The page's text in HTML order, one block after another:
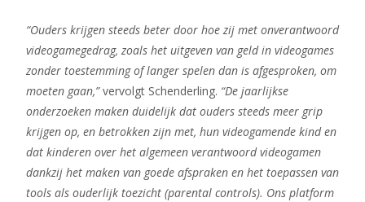
“Ouders krijgen steeds beter door hoe zij met onverantwoord
videogamegedrag, zoals het uitgeven van geld in videogames
zonder toestemming of langer spelen dan is afgesproken, om
moeten gaan,”vervolgt Schenderling. “De jaarlijkse
onderzoeken maken duidelijk dat ouders steeds meer grip
krijgen op, en betrokken zijn met, hun videogamende kind en
dat kinderen over het algemeen verantwoord videogamen
dankzij het maken van goede afspraken en het toepassen van
tools als ouderlijk toezicht (parental controls). Ons platform